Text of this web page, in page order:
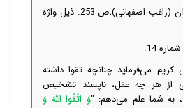
مفردات الفاظ قرآن (راغب اصفهانی)،ص 253. ذیل واژه
14.
کریم می‌فرماید چنانچه تقوا داشته
از هر چه عقل، ناپسند تشخیص
به شما علم می‌دهم: "وَ اتَّقُوا اللَّهَ وَ